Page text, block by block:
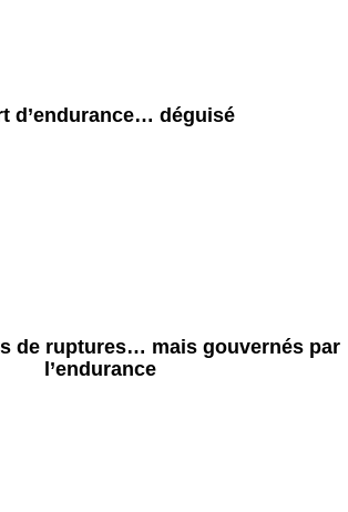
d’endurance… déguisé
de ruptures… mais gouvernés par
l’endurance